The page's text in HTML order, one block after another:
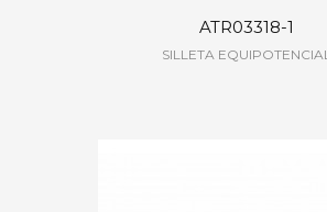
ATR03318-1
SILLETA EQUIPOTENCIAL